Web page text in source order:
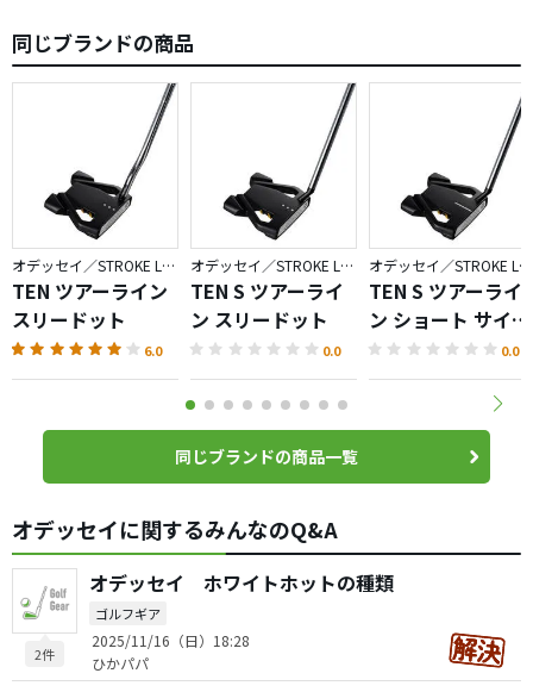
気持ちはわかる。かっこ悪いからな。
だが、今日のラウンドで3パットを3回以上したのなら、こ
のパターを買うことは悪い選択ではないだろう。
もしお前には合わなかったとしても、お前がヤフオクに出
せば、買った値段と近い価格で、このパターの価値を知る
者が買うだろうから。
同じブランドの商品
オデッセイ／STROKE LAB BLACK SERIES
TEN ツアーライン
スリードット
6.0
オデッセイ／STROKE LAB BLACK SERIES
TEN S ツアーライ
ン スリードット
0.0
オデッセイ／STROKE LAB BLACK SERIES
TEN S ツアーライ
ン ショート サイト
ライン
0.0
同じブランドの商品一覧
オデッセイに関するみんなのQ&A
2件
オデッセイ ホワイトホットの種類
ゴルフギア
2025/11/16（日）18:28
ひかパパ